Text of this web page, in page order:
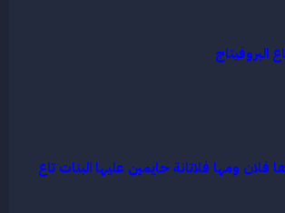
البروفيتاج
فلان ومها فلاتانة حايمين عليها البنات تاع